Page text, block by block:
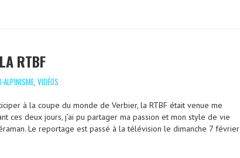
RTBF
ALPINISME, VIDÉOS
à la coupe du monde de Verbier, la RTBF était venue me
ces deux jours, j’ai pu partager ma passion et mon style de vie
Le reportage est passé à la télévision le dimanche 7 février